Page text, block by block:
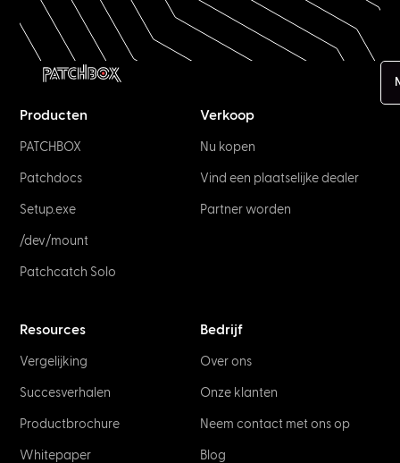
Producten
PATCHBOX
Patchdocs
Setup.exe
/dev/mount
Patchcatch Solo
Verkoop
Nu kopen
Vind een plaatselijke dealer
Partner worden
Resources
Vergelijking
Succesverhalen
Productbrochure
Whitepaper
Bedrijf
Over ons
Onze klanten
Neem contact met ons op
Blog